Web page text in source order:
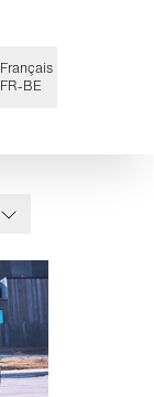
Français
FR-BE